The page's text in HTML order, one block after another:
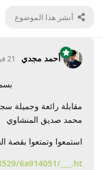
أنشر هذا الموضوع
أحمد مجدي 21 فبراير 2008
مقابلة رائعة وجميلة
محمد صديق المنشاوي
استمعوا وتمتعوا بقصة
6a914051/___.ht